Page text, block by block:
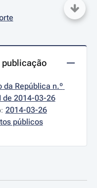
publicação
da República n.º
de 2014-03-26
2014-03-26
públicos